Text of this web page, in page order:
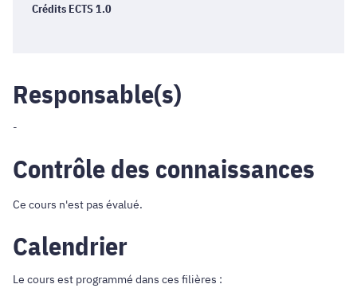
Crédits ECTS 1.0
Responsable(s)
-
Contrôle des connaissances
Ce cours n'est pas évalué.
Calendrier
Le cours est programmé dans ces filières :